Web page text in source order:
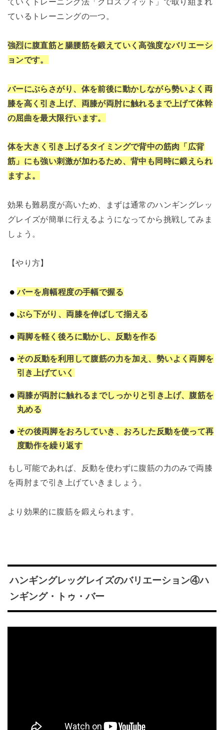
ているトレーニングの一つ。
強烈に腹直筋と腸腰筋を鍛えていく高強度なバリエーシ
ョンです。
バーにぶらさがり、体を前後に動かしながら勢いよく両
膝を高く引き上げ、両膝が両肘に触れるまで上げて体幹
の屈曲を最大限行います。
体を大きく引き上げるタイミングで背中の筋肉「広背
筋」にも強い刺激が加わるため、背中も同時に鍛えられ
ますよ。
効果も難易度が高いため、まずは通常のハンギングレッ
グレイズが簡単に行えるようになってから挑戦してみま
しょう。
【やり方】
バーを肩幅程度の手幅で握る
ぶら下がり、両膝を伸ばして揃える
両脚を軽く後ろに動かし、反動を作る
その反動を利用して腹筋の力を加え、勢いよく両脚を
引き上げていく
両膝が両肘に触れるまでしっかりと引き上げ、腹筋を
丸める
その後両脚をおろしていき、おろした反動を使って再
度動作を繰り返す
もし可能であれば、反動を使わずに腹筋の力のみで両膝
を両肘まで引き上げていきましょう。
より効果的に腹筋を鍛えられます。
ハンギングレッグレイズのバリエーション④ハ
ンギング・トゥ・バー